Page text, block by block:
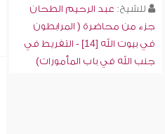
للشيخ: عبد الرحيم الطحان
جزء من محاضرة ( المرابطون
في بيوت الله [14] - التفريط في
جنب الله في باب المأمورات)